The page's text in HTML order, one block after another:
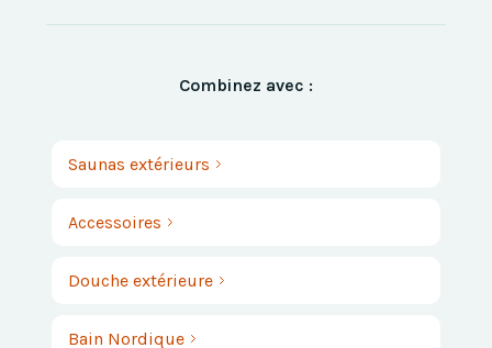
Combinez avec :
Saunas extérieurs
Accessoires
Douche extérieure
Bain Nordique